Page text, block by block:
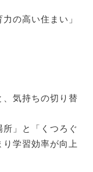
の高い住まい」
気持ちの切り替
」と「くつろぐ
学習効率が向上